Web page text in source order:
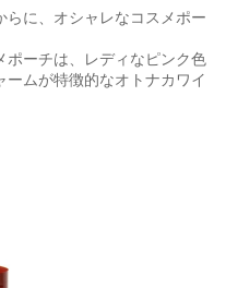
らに、オシャレなコスメポー
ポーチは、レディなピンク色
ムが特徴的なオトナカワイ